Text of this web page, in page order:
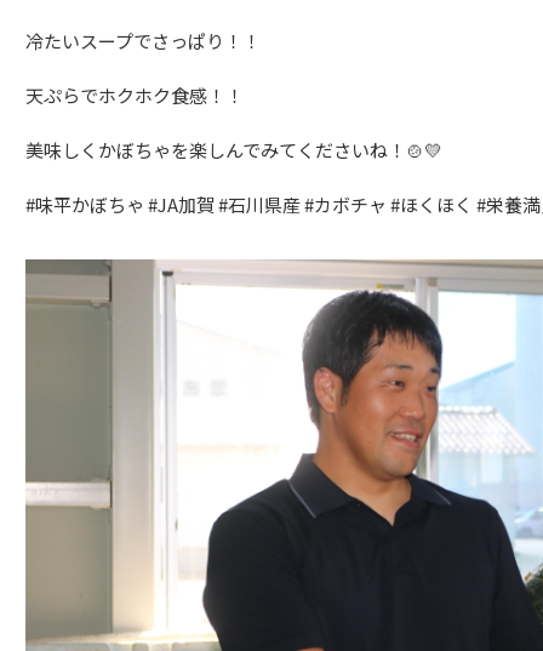
冷たいスープでさっぱり！！
天ぷらでホクホク食感！！
美味しくかぼちゃを楽しんでみてくださいね！🍲💛
#味平かぼちゃ #JA加賀#石川県産#カボチャ #ほくほく #栄養